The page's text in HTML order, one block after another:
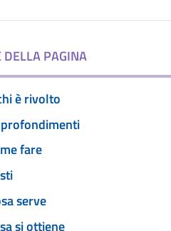
DELLA PAGINA
è rivolto
fare
serve
si ottiene